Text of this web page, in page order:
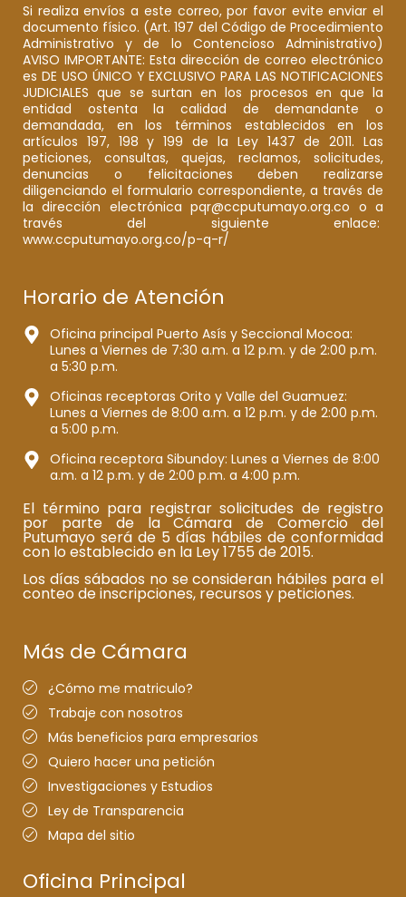
Si realiza envíos a este correo, por favor evite enviar el
documento físico. (Art. 197 del Código de Procedimiento
Administrativo y de lo Contencioso Administrativo)
AVISO IMPORTANTE: Esta dirección de correo electrónico
es DE USO ÚNICO Y EXCLUSIVO PARA LAS NOTIFICACIONES
JUDICIALES que se surtan en los procesos en que la
entidad ostenta la calidad de demandante o
demandada, en los términos establecidos en los
artículos 197, 198 y 199 de la Ley 1437 de 2011. Las
peticiones, consultas, quejas, reclamos, solicitudes,
denuncias o felicitaciones deben realizarse
diligenciando el formulario correspondiente, a través de
la dirección electrónica pqr@ccputumayo.org.co o a
través del siguiente enlace:
www.ccputumayo.org.co/p-q-r/
Horario de Atención
Oficina principal Puerto Asís y Seccional Mocoa:
Lunes a Viernes de 7:30 a.m. a 12 p.m. y de 2:00 p.m.
a 5:30 p.m.
Oficinas receptoras Orito y Valle del Guamuez:
Lunes a Viernes de 8:00 a.m. a 12 p.m. y de 2:00 p.m.
a 5:00 p.m.
Oficina receptora Sibundoy: Lunes a Viernes de 8:00
a.m. a 12 p.m. y de 2:00 p.m. a 4:00 p.m.
El término para registrar solicitudes de registro
por parte de la Cámara de Comercio del
Putumayo será de 5 días hábiles de conformidad
con lo establecido en la Ley 1755 de 2015.
Los días sábados no se consideran hábiles para el
conteo de inscripciones, recursos y peticiones.
Más de Cámara
¿Cómo me matriculo?
Trabaje con nosotros
Más beneficios para empresarios
Quiero hacer una petición
Investigaciones y Estudios
Ley de Transparencia
Mapa del sitio
Oficina Principal